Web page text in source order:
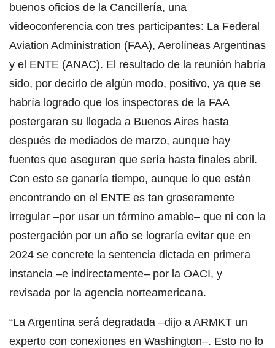
buenos oficios de la Cancillería, una
videoconferencia con tres participantes: La Federal
Aviation Administration (FAA), Aerolíneas Argentinas
y el ENTE (ANAC). El resultado de la reunión habría
sido, por decirlo de algún modo, positivo, ya que se
habría logrado que los inspectores de la FAA
postergaran su llegada a Buenos Aires hasta
después de mediados de marzo, aunque hay
fuentes que aseguran que sería hasta finales abril.
Con esto se ganaría tiempo, aunque lo que están
encontrando en el ENTE es tan groseramente
irregular –por usar un término amable– que ni con la
postergación por un año se lograría evitar que en
2024 se concrete la sentencia dictada en primera
instancia –e indirectamente– por la OACI, y
revisada por la agencia norteamericana.
“La Argentina será degradada –dijo a ARMKT un
experto con conexiones en Washington–. Esto no lo